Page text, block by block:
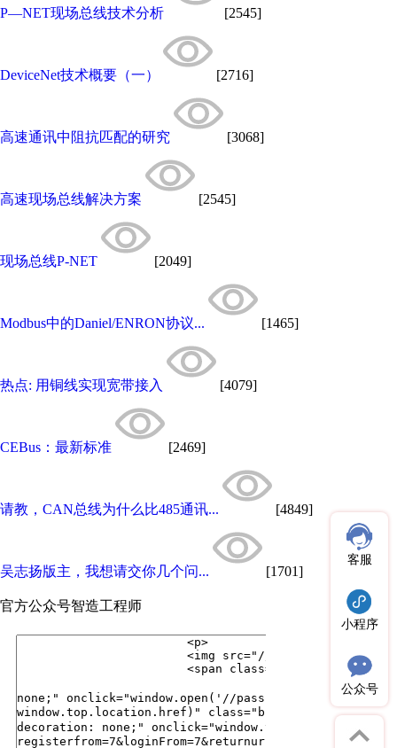
P—NET现场总线技术分析 [2545]
DeviceNet技术概要（一） [2716]
高速通讯中阻抗匹配的研究 [3068]
高速现场总线解决方案 [2545]
现场总线P-NET [2049]
Modbus中的Daniel/ENRON协议... [1465]
热点: 用铜线实现宽带接入 [4079]
CEBus：最新标准 [2469]
请教，CAN总线为什么比485通讯... [4849]
吴志扬版主，我想请交你几个问... [1701]
官方公众号智造工程师
客服
小程序
公众号